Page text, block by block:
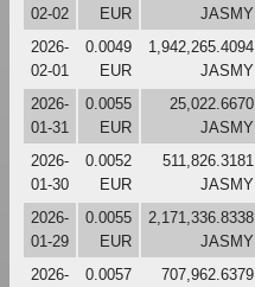
02-02
EUR
JASMY
2026-
02-01
0.0049
EUR
1,942,265.4094
JASMY
2026-
01-31
0.0055
EUR
25,022.6670
JASMY
2026-
01-30
0.0052
EUR
511,826.3181
JASMY
2026-
01-29
0.0055
EUR
2,171,336.8338
JASMY
2026-
0.0057
707,962.6379